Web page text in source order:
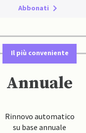
Abbonati
Il più conveniente
Annuale
Rinnovo automatico
su base annuale